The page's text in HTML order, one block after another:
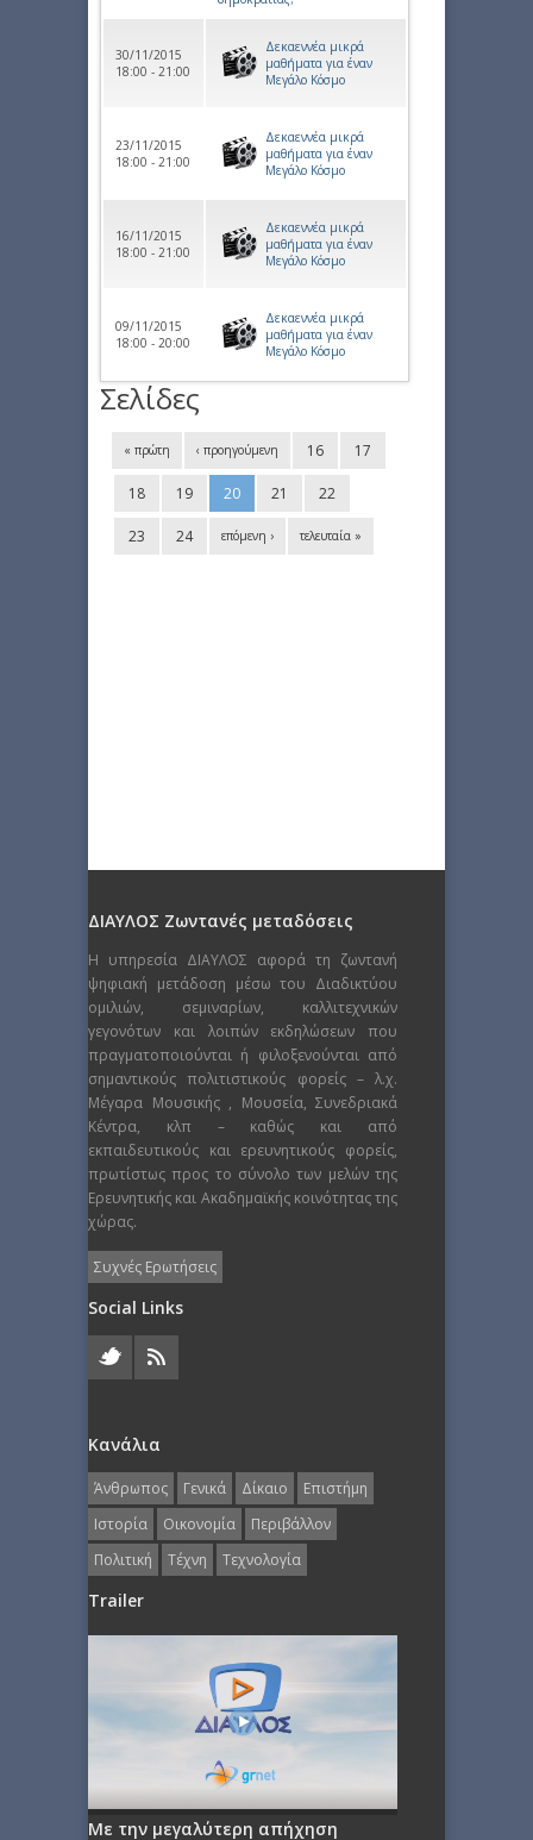
30/11/2015
18:00 - 21:00
Δεκαεννέα μικρά
μαθήματα για έναν
Μεγάλο Κόσμο
23/11/2015
18:00 - 21:00
Δεκαεννέα μικρά
μαθήματα για έναν
Μεγάλο Κόσμο
16/11/2015
18:00 - 21:00
Δεκαεννέα μικρά
μαθήματα για έναν
Μεγάλο Κόσμο
09/11/2015
18:00 - 20:00
Δεκαεννέα μικρά
μαθήματα για έναν
Μεγάλο Κόσμο
Σελίδες
« πρώτη ‹ προηγούμενη 16 17
18 19 20 21 22
23 24 επόμενη › τελευταία »
ΔΙΑΥΛΟΣ Ζωντανές μεταδόσεις
Η υπηρεσία ΔΙΑΥΛΟΣ αφορά τη ζωντανή
ψηφιακή μετάδοση μέσω του Διαδικτύου
ομιλιών, σεμιναρίων, καλλιτεχνικών
γεγονότων και λοιπών εκδηλώσεων που
πραγματοποιούνται ή φιλοξενούνται από
σημαντικούς πολιτιστικούς φορείς – λ.χ.
Μέγαρα Μουσικής , Μουσεία, Συνεδριακά
Κέντρα, κλπ – καθώς και από
εκπαιδευτικούς και ερευνητικούς φορείς,
πρωτίστως προς το σύνολο των μελών της
Ερευνητικής και Ακαδημαϊκής κοινότητας της
χώρας.
Συχνές Ερωτήσεις
Social Links
Κανάλια
Άνθρωπος Γενικά Δίκαιο
Επιστήμη
Ιστορία
Οικονομία
Περιβάλλον
Πολιτική
Τέχνη Τεχνολογία
Trailer
Με την μεγαλύτερη απήχηση